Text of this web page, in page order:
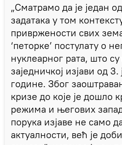
„Сматрамо да је један
задатака у том
привржености свих
‘петорке’ постулату о
нуклеарног рата, што
заједничкој изјави од 3.
године. Због
кризе до које је дошло
режима и његових
порука изјаве не само
актуалности, већ је